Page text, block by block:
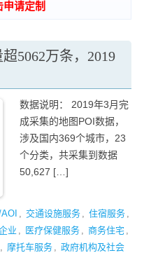
申请定制
5062万条，2019
数据说明： 2019年3月完
成采集的地图POI数据，
涉及国内369个城市，23
个分类，共采集到数据
50,627 […]
, 交通设施服务 , 住宿服务 ,
业 , 医疗保健服务 , 商务住宅 ,
, 摩托车服务 , 政府机构及社会